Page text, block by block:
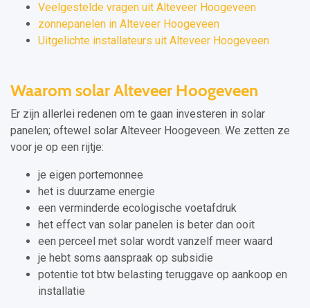
Veelgestelde vragen uit Alteveer Hoogeveen
zonnepanelen in Alteveer Hoogeveen
Uitgelichte installateurs uit Alteveer Hoogeveen
Waarom solar Alteveer Hoogeveen
Er zijn allerlei redenen om te gaan investeren in solar
panelen; oftewel solar Alteveer Hoogeveen. We zetten ze
voor je op een rijtje:
je eigen portemonnee
het is duurzame energie
een verminderde ecologische voetafdruk
het effect van solar panelen is beter dan ooit
een perceel met solar wordt vanzelf meer waard
je hebt soms aanspraak op subsidie
potentie tot btw belasting teruggave op aankoop en
installatie